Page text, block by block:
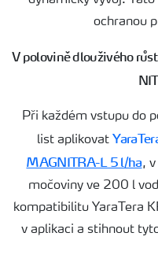
ochranou
V polovině dlouživého
Při každém vstupu do
list aplikovat
MAGNITRA-L 5 l/ha, v
močoviny ve 200 l
kompatibilitu YaraTera
v aplikaci a stihnout